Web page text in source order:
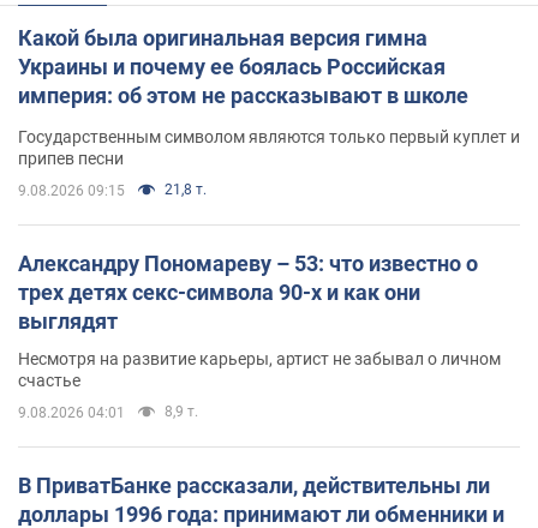
Какой была оригинальная версия гимна
Украины и почему ее боялась Российская
империя: об этом не рассказывают в школе
Государственным символом являются только первый куплет и
припев песни
9.08.2026 09:15 21,8 т.
Александру Пономареву – 53: что известно о
трех детях секс-символа 90-х и как они
выглядят
Несмотря на развитие карьеры, артист не забывал о личном
счастье
9.08.2026 04:01 8,9 т.
В ПриватБанке рассказали, действительны ли
доллары 1996 года: принимают ли обменники и